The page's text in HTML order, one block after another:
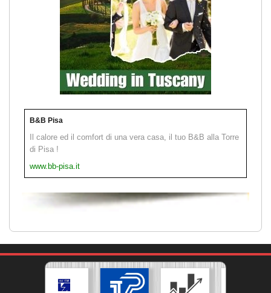
B&B Pisa
Il calore ed il comfort di una vera casa, il tuo B&B alla Torre
di Pisa !
www.bb-pisa.it